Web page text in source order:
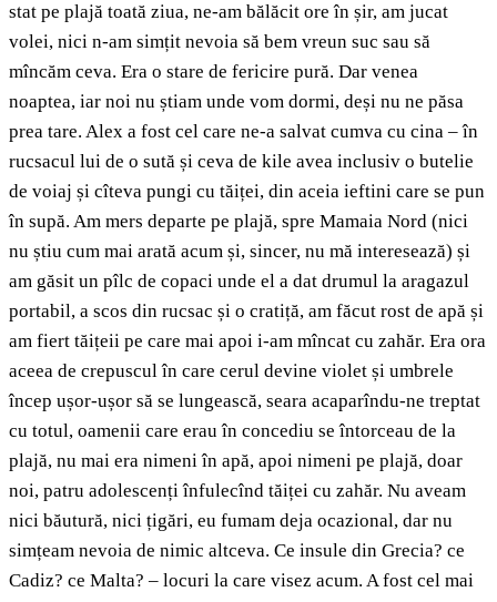
stat pe plajă toată ziua, ne-am bălăcit ore în șir, am jucat
volei, nici n-am simțit nevoia să bem vreun suc sau să
mîncăm ceva. Era o stare de fericire pură. Dar venea
noaptea, iar noi nu știam unde vom dormi, deși nu ne păsa
prea tare. Alex a fost cel care ne-a salvat cumva cu cina – în
rucsacul lui de o sută și ceva de kile avea inclusiv o butelie
de voiaj și cîteva pungi cu tăiței, din aceia ieftini care se pun
în supă. Am mers departe pe plajă, spre Mamaia Nord (nici
nu știu cum mai arată acum și, sincer, nu mă interesează) și
am găsit un pîlc de copaci unde el a dat drumul la aragazul
portabil, a scos din rucsac și o cratiță, am făcut rost de apă și
am fiert tăițeii pe care mai apoi i-am mîncat cu zahăr. Era ora
aceea de crepuscul în care cerul devine violet și umbrele
încep ușor-ușor să se lungească, seara acaparîndu-ne treptat
cu totul, oamenii care erau în concediu se întorceau de la
plajă, nu mai era nimeni în apă, apoi nimeni pe plajă, doar
noi, patru adolescenți înfulecînd tăiței cu zahăr. Nu aveam
nici băutură, nici țigări, eu fumam deja ocazional, dar nu
simțeam nevoia de nimic altceva. Ce insule din Grecia? ce
Cadiz? ce Malta? – locuri la care visez acum. A fost cel mai